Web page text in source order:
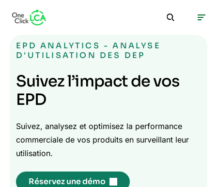
EPD ANALYTICS - ANALYSE
D'UTILISATION DES DEP
Suivez l’impact de vos
EPD
Suivez, analysez et optimisez la performance
commerciale de vos produits en surveillant leur
utilisation.
Réservez une démo